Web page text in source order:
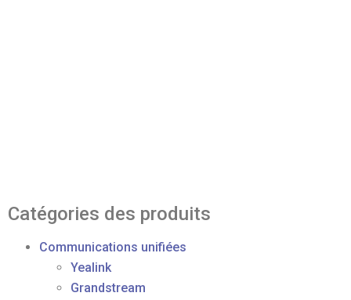
Catégories des produits
Communications unifiées
Yealink
Grandstream